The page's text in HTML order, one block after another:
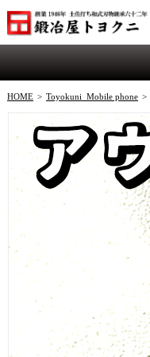
HOME > Toyokuni_Mobile phone >